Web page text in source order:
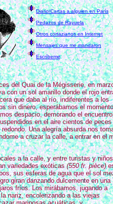
Diario/Cartas a alguien en París
Pedazos de Rayuela
Otros cortazianos en Internet
Mensajes que me mandaron
Escríbeme
del Quai de la Mégisserie, en
con un sol amarillo donde el rojo
que daba al río, indiferentes a los
sin dinero, esperábamos el
despacio, demorando el
en el aire cientos de peces
Una alegría absurda nos
a cruzar la calle, a entrar en el
a la calle, y entre turistas y niños
variedades exóticas(550 fr. pièce)
sus esferas de agua que el sol
giran danzando dulcemente en una
fríos. Los mirábamos, jugando a
nariz, encolerizando a las viejas